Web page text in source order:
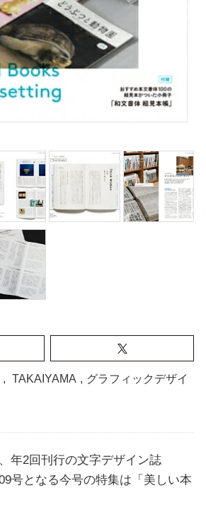
, TAKAIYAMA , グラフィックデザイ
年2回刊行の文字デザイン誌
号となる今号の特集は「美しい本